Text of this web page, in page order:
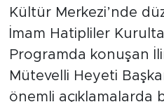
Kültür Merkezi’nde
İmam Hatipliler
Programda konuşan
Mütevelli Heyeti
önemli açıklamalarda